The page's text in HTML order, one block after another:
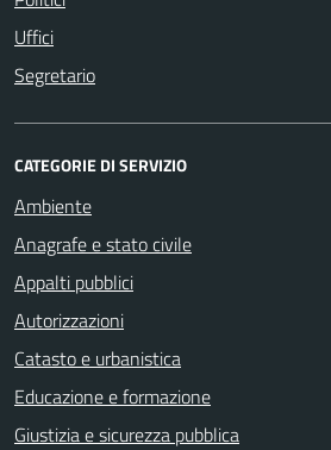
Uffici
Segretario
CATEGORIE DI SERVIZIO
Ambiente
Anagrafe e stato civile
Appalti pubblici
Autorizzazioni
Catasto e urbanistica
Educazione e formazione
Giustizia e sicurezza pubblica